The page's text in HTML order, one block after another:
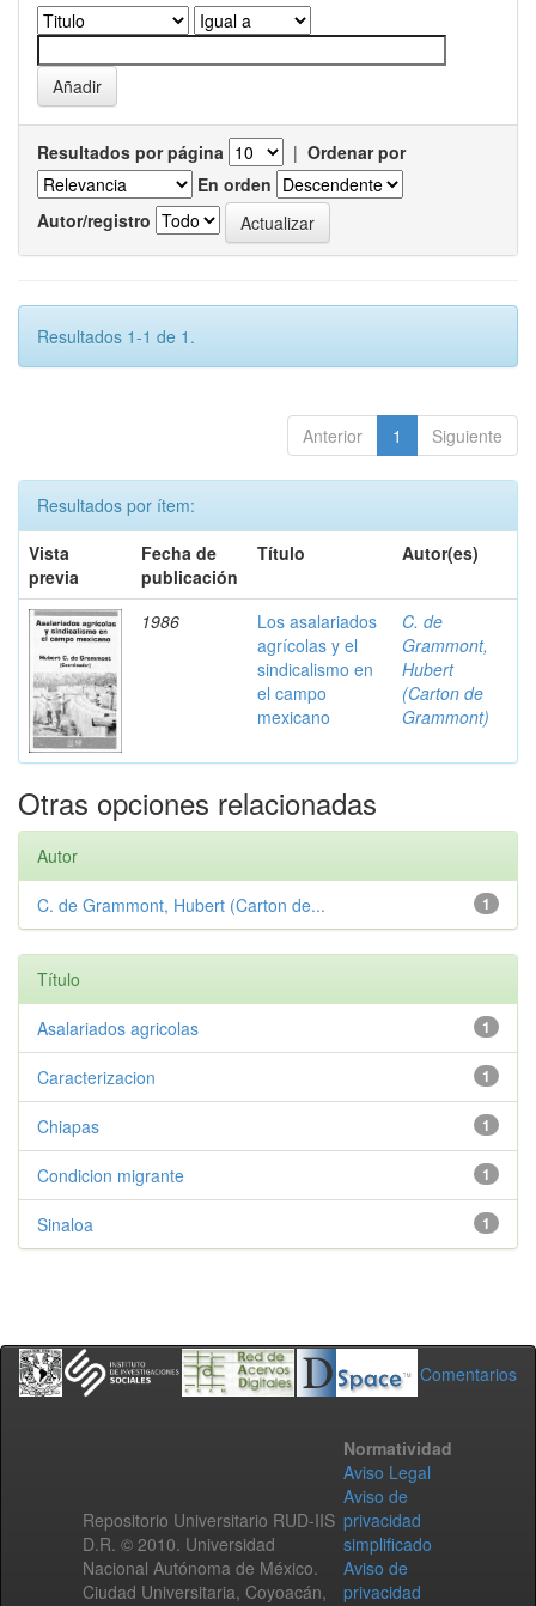
Resultados por página | Ordenar por
En orden
Autor/registro
Resultados 1-1 de 1.
Anterior 1 Siguiente
Resultados por ítem:
Vista
previa
Fecha de
publicación
Título Autor(es)
1986
Los asalariados
agrícolas y el
sindicalismo en
el campo
mexicano
C. de
Grammont,
Hubert
(Carton de
Grammont)
Otras opciones relacionadas
Autor
1
C. de Grammont, Hubert (Carton de...
Título
1
Asalariados agricolas
1
Caracterizacion
1
Chiapas
1
Condicion migrante
1
Sinaloa
Comentarios
Repositorio Universitario RUD-IIS
D.R. © 2010. Universidad
Nacional Autónoma de México.
Ciudad Universitaria, Coyoacán,
Normatividad
Aviso Legal
Aviso de
privacidad
simplificado
Aviso de
privacidad